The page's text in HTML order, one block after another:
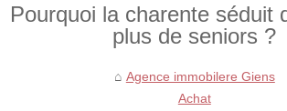
Pourquoi la charente séduit
plus de seniors ?
Agence immobilere Giens
Achat